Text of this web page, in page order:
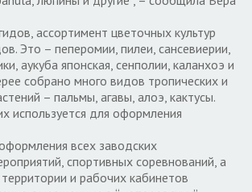
ассортимент цветочных культур
Это – пеперомии, пилеи, сансевиерии,
аукуба японская, сенполии, каланхоэ и
собрано много видов тропических и
– пальмы, агавы, алоэ, кактусы.
используется для оформления
всех заводских
спортивных соревнований, а
и рабочих кабинетов